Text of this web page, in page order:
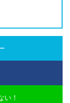
い！